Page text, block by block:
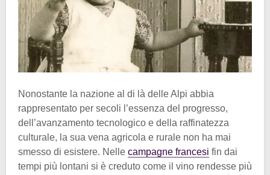
Nonostante la nazione al di là delle Alpi abbia
rappresentato per secoli l’essenza del progresso,
dell’avanzamento tecnologico e della raffinatezza
culturale, la sua vena agricola e rurale non ha mai
smesso di esistere. Nelle campagne francesi fin dai
tempi più lontani si è creduto come il vino rendesse più